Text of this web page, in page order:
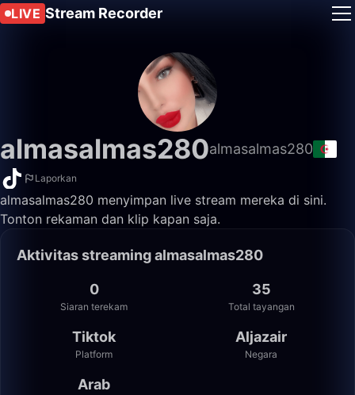
LIVE Stream Recorder
almasalmas280almasalmas280
Laporkan
almasalmas280 menyimpan live stream mereka di sini.
Tonton rekaman dan klip kapan saja.
Aktivitas streaming almasalmas280
0
Siaran terekam
35
Total tayangan
Tiktok
Platform
Aljazair
Negara
Arab